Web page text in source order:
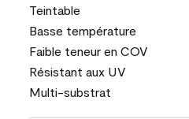
Teintable
Basse température
Faible teneur en COV
Résistant aux UV
Multi-substrat